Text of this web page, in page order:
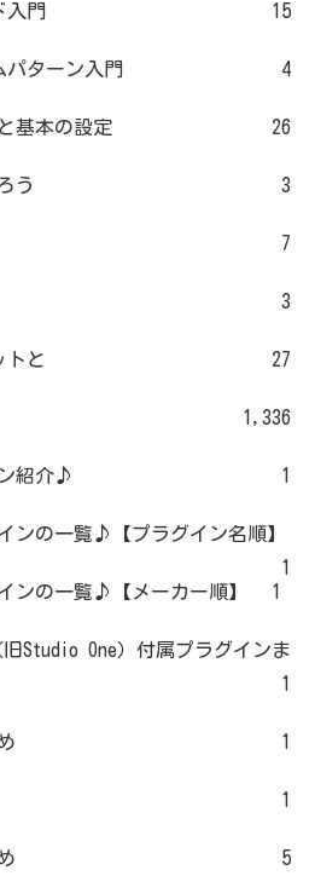
入門 15
パターン入門 4
基本の設定 26
う 3
7
3
トと 27
1,336
紹介♪ 1
ンの一覧♪【プラグイン名順】
1
ンの一覧♪【メーカー順】
1
Studio One）付属プラグインま
1
1
1
5